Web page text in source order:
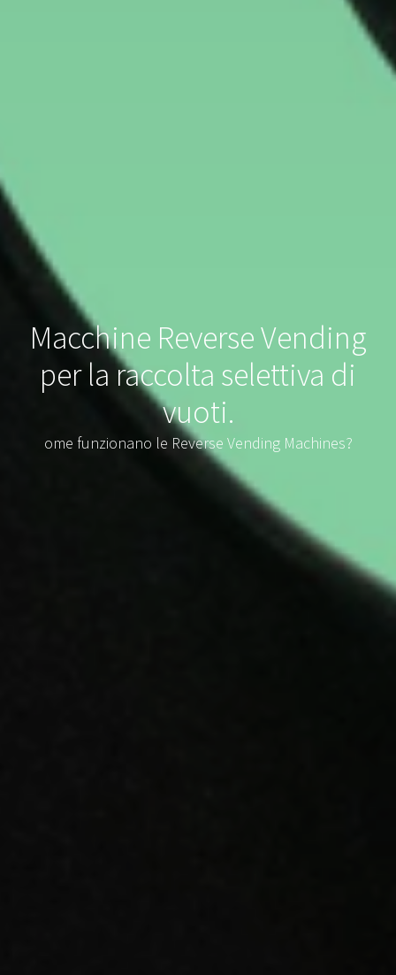
Macchine Reverse Vending
per la raccolta selettiva di
vuoti.
ome funzionano le Reverse Vending Machines?